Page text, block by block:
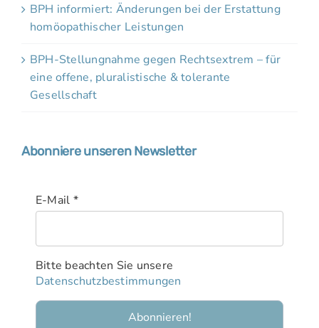
BPH informiert: Änderungen bei der Erstattung
homöopathischer Leistungen
BPH-Stellungnahme gegen Rechtsextrem – für
eine offene, pluralistische & tolerante
Gesellschaft
Abonniere unseren Newsletter
E-Mail *
Bitte beachten Sie unsere
Datenschutzbestimmungen